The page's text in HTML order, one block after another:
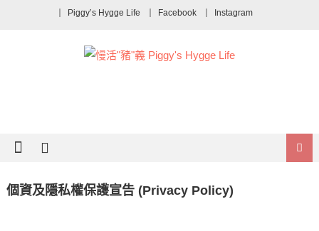
Piggy’s Hygge Life Facebook Instagram
個資及隱私權保護宣告 (Privacy Policy)